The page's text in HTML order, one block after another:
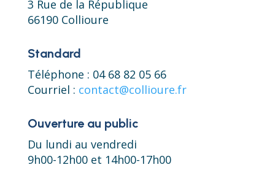
3 Rue de la République
66190 Collioure
Standard
Téléphone : 04 68 82 05 66
Courriel : contact@collioure.fr
Ouverture au public
Du lundi au vendredi
9h00-12h00 et 14h00-17h00